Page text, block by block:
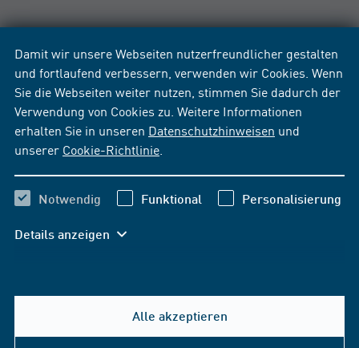
Damit wir unsere Webseiten nutzerfreundlicher gestalten
und fortlaufend verbessern, verwenden wir Cookies. Wenn
Sie die Webseiten weiter nutzen, stimmen Sie dadurch der
Verwendung von Cookies zu. Weitere Informationen
erhalten Sie in unseren Datenschutzhinweisen und
unserer Cookie-Richtlinie
Notwendig Funktional Personalisierung
Details anzeigen
Alle akzeptieren
Hilfe & Kontakt